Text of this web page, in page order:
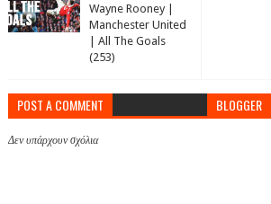
Wayne Rooney |
Manchester United
| All The Goals
(253)
POST A COMMENT BLOGGER
Δεν υπάρχουν σχόλια